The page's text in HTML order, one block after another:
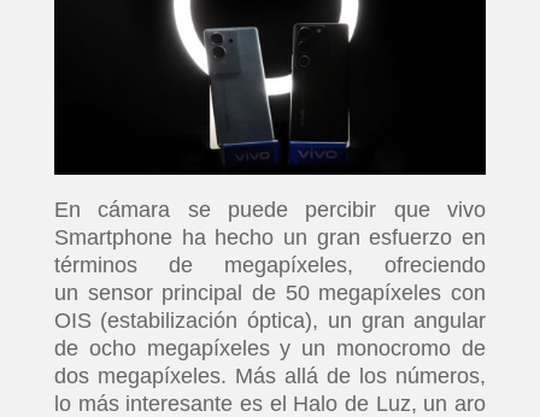
En cámara se puede percibir que vivo
Smartphone ha hecho un gran esfuerzo en
términos de megapíxeles, ofreciendo
un sensor principal de 50 megapíxeles con
OIS (estabilización óptica), un gran angular
de ocho megapíxeles y un monocromo de
dos megapíxeles. Más allá de los números,
lo más interesante es el Halo de Luz, un aro